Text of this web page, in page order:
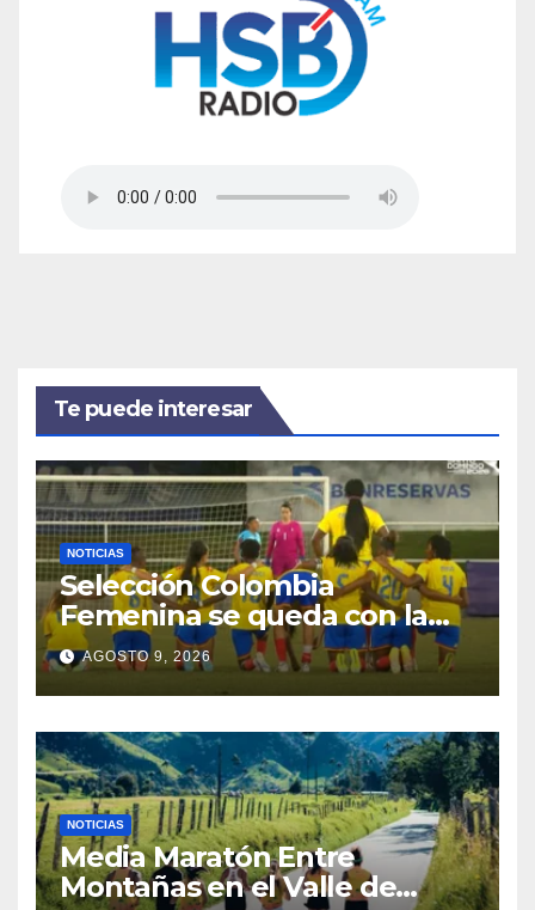
Te puede interesar
NOTICIAS
Selección Colombia
Femenina se queda con la
plata: dramática derrota ante
México en los Juegos
Centroamericanos y del
Caribe
AGOSTO 9, 2026
NOTICIAS
Media Maratón Entre
Montañas en el Valle de